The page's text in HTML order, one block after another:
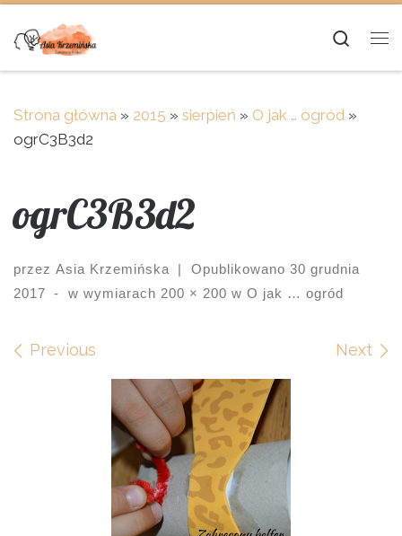
Skip to content
Strona główna » 2015 » sierpień » O jak … ogród »
ogrC3B3d2
ogrC3B3d2
przez Asia Krzemińska | Opublikowano 30 grudnia
2017
- w wymiarach 200 × 200 w O jak … ogród
Images navigation
Previous Next